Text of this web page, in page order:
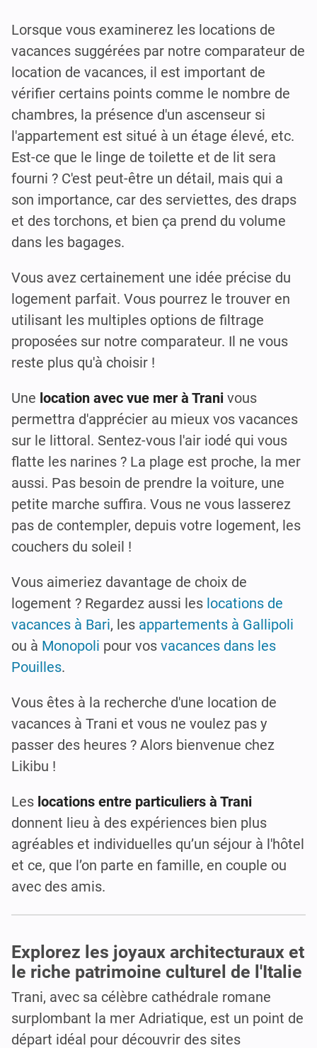
Lorsque vous examinerez les locations de
vacances suggérées par notre comparateur de
location de vacances, il est important de
vérifier certains points comme le nombre de
chambres, la présence d'un ascenseur si
l'appartement est situé à un étage élevé, etc.
Est-ce que le linge de toilette et de lit sera
fourni ? C'est peut-être un détail, mais qui a
son importance, car des serviettes, des draps
et des torchons, et bien ça prend du volume
dans les bagages.
Vous avez certainement une idée précise du
logement parfait. Vous pourrez le trouver en
utilisant les multiples options de filtrage
proposées sur notre comparateur. Il ne vous
reste plus qu'à choisir !
Une location avec vue mer à Trani vous
permettra d'apprécier au mieux vos vacances
sur le littoral. Sentez-vous l'air iodé qui vous
flatte les narines ? La plage est proche, la mer
aussi. Pas besoin de prendre la voiture, une
petite marche suffira. Vous ne vous lasserez
pas de contempler, depuis votre logement, les
couchers du soleil !
Vous aimeriez davantage de choix de
logement ? Regardez aussi les locations de
vacances à Bari, les appartements à Gallipoli
ou à Monopoli pour vos vacances dans les
Pouilles.
Vous êtes à la recherche d'une location de
vacances à Trani et vous ne voulez pas y
passer des heures ? Alors bienvenue chez
Likibu !
Les locations entre particuliers à Trani
donnent lieu à des expériences bien plus
agréables et individuelles qu’un séjour à l'hôtel
et ce, que l’on parte en famille, en couple ou
avec des amis.
Explorez les joyaux architecturaux et
le riche patrimoine culturel de l'Italie
Trani, avec sa célèbre cathédrale romane
surplombant la mer Adriatique, est un point de
départ idéal pour découvrir des sites